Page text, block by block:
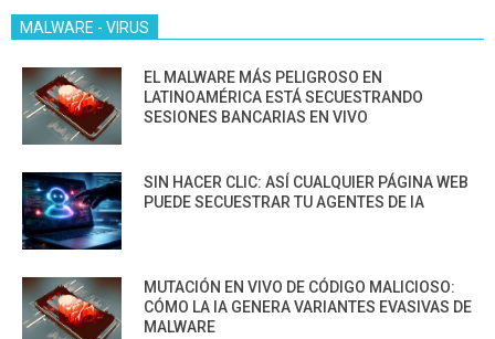
MALWARE - VIRUS
EL MALWARE MÁS PELIGROSO EN
LATINOAMÉRICA ESTÁ SECUESTRANDO
SESIONES BANCARIAS EN VIVO
SIN HACER CLIC: ASÍ CUALQUIER PÁGINA WEB
PUEDE SECUESTRAR TU AGENTES DE IA
MUTACIÓN EN VIVO DE CÓDIGO MALICIOSO:
CÓMO LA IA GENERA VARIANTES EVASIVAS DE
MALWARE